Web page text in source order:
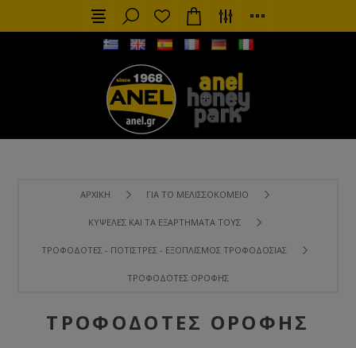
ΑΡΧΙΚΉ ΓΙΑ ΤΟ ΜΕΛΙΣΣΟΚΟΜΕΊΟ
ΚΥΨΈΛΕΣ ΚΑΙ ΤΑ ΕΞΑΡΤΉΜΑΤΑ ΤΟΥΣ
ΤΡΟΦΟΔΌΤΕΣ - ΠΟΤΊΣΤΡΕΣ - ΕΞΟΠΛΙΣΜΌΣ ΤΡΟΦΟΔΟΣΊΑΣ
ΤΡΟΦΟΔΌΤΕΣ ΟΡΟΦΉΣ
ΤΡΟΦΟΔΌΤΕΣ ΟΡΟΦΉΣ